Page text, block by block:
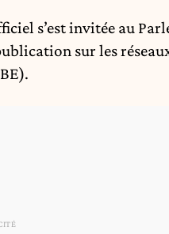
s’est invitée au
sur les